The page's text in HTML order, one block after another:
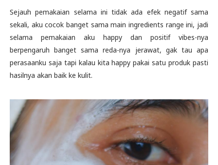
Sejauh pemakaian selama ini tidak ada efek negatif sama
sekali, aku cocok banget sama main ingredients range ini, jadi
selama pemakaian aku happy dan positif vibes-nya
berpengaruh banget sama reda-nya jerawat, gak tau apa
perasaanku saja tapi kalau kita happy pakai satu produk pasti
hasilnya akan baik ke kulit.